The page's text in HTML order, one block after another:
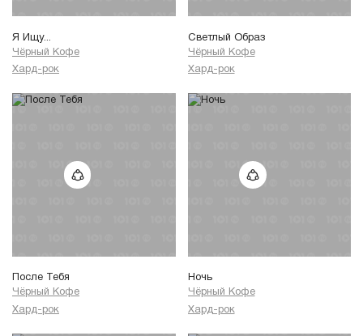
Я Ищу...
Чёрный Кофе
Хард-рок
Светлый Образ
Чёрный Кофе
Хард-рок
После Тебя
Чёрный Кофе
Хард-рок
Ночь
Чёрный Кофе
Хард-рок